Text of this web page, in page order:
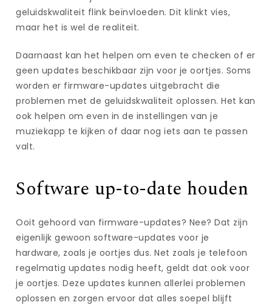
geluidskwaliteit flink beïnvloeden. Dit klinkt vies,
maar het is wel de realiteit.
Daarnaast kan het helpen om even te checken of er
geen updates beschikbaar zijn voor je oortjes. Soms
worden er firmware-updates uitgebracht die
problemen met de geluidskwaliteit oplossen. Het kan
ook helpen om even in de instellingen van je
muziekapp te kijken of daar nog iets aan te passen
valt.
Software up-to-date houden
Ooit gehoord van firmware-updates? Nee? Dat zijn
eigenlijk gewoon software-updates voor je
hardware, zoals je oortjes dus. Net zoals je telefoon
regelmatig updates nodig heeft, geldt dat ook voor
je oortjes. Deze updates kunnen allerlei problemen
oplossen en zorgen ervoor dat alles soepel blijft